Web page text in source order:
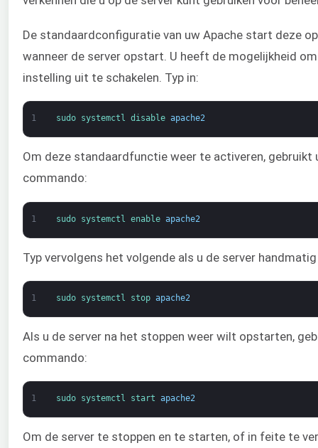
De standaardconfiguratie van uw Apache start deze
wanneer de server opstart. U heeft de mogelijkheid
instelling uit te schakelen. Typ in:
1 sudo systemctl disable apache2
Om deze standaardfunctie weer te activeren, gebruikt
commando:
1 sudo systemctl enable apache2
Typ vervolgens het volgende als u de server
1 sudo systemctl stop apache2
Als u de server na het stoppen weer wilt opstarten,
commando:
1 sudo systemctl start apache2
Om de server te stoppen en te starten, of in feite te